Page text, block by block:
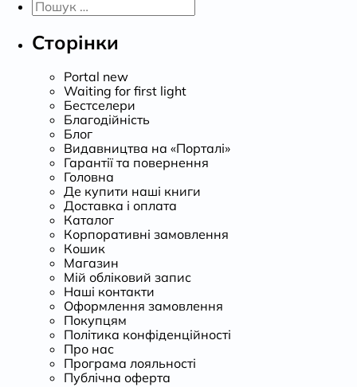
Пошук:
Сторінки
Portal new
Waiting for first light
Бестселери
Благодійність
Блог
Видавництва на «Порталі»
Гарантії та повернення
Головна
Де купити наші книги
Доставка і оплата
Каталог
Корпоративні замовлення
Кошик
Магазин
Мій обліковий запис
Наші контакти
Оформлення замовлення
Покупцям
Політика конфіденційності
Про нас
Програма лояльності
Публічна оферта